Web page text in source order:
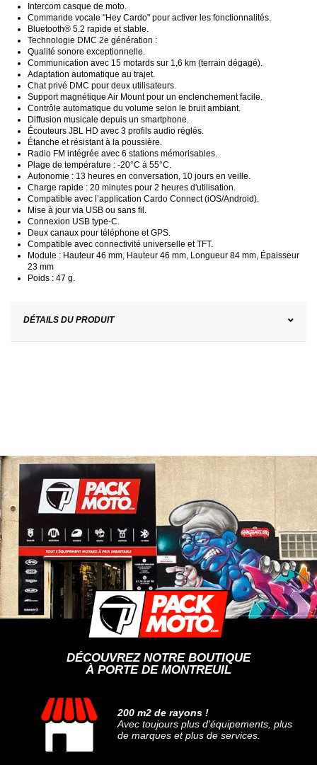
Intercom casque de moto.
Commande vocale "Hey Cardo" pour activer les fonctionnalités.
Bluetooth® 5.2 rapide et stable.
Technologie DMC 2e génération :
Qualité sonore exceptionnelle.
Communication avec 15 motards sur 1,6 km (terrain dégagé).
Adaptation automatique au trajet.
Chat privé DMC pour deux utilisateurs.
Support magnétique Air Mount pour un enclenchement facile.
Contrôle automatique du volume selon le bruit ambiant.
Diffusion musicale depuis un smartphone.
Écouteurs JBL HD avec 3 profils audio réglés.
Étanche et résistant à la poussière.
Radio FM intégrée avec 6 stations mémorisables.
Plage de température : -20°C à 55°C.
Autonomie : 13 heures en conversation, 10 jours en veille.
Charge rapide : 20 minutes pour 2 heures d'utilisation.
Compatible avec l’application Cardo Connect (iOS/Android).
Mise à jour via USB ou sans fil.
Connexion USB type-C.
Deux canaux pour téléphone et GPS.
Compatible avec connectivité universelle et TFT.
Module : Hauteur 46 mm, Hauteur 46 mm, Longueur 84 mm, Épaisseur
23 mm
Poids : 47 g.
DÉTAILS DU PRODUIT
DÉCOUVREZ NOTRE BOUTIQUE
À PORTE DE MONTREUIL
200 m2 de rayons !
Avec toujours plus d'équipements, plus
de marques et plus de services.